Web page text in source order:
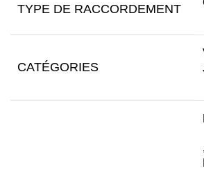
TYPE DE RACCORDEMENT
CATÉGORIES
,